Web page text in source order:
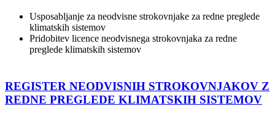
Usposabljanje za neodvisne strokovnjake za redne preglede
klimatskih sistemov
Pridobitev licence neodvisnega strokovnjaka za redne
preglede klimatskih sistemov
REGISTER NEODVISNIH STROKOVNJAKOV Z
REDNE PREGLEDE KLIMATSKIH SISTEMOV